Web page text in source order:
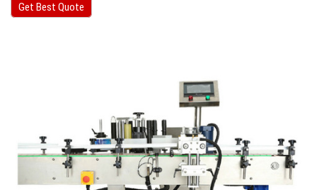
Get Best Quote